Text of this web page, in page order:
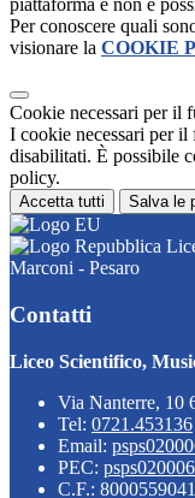
piattaforma e non è
Per conoscere quali
visionare la COOKIE
Cookie necessari per il
I cookie necessari per il
disabilitati. È possibile
policy.
Accetta tutti Salva le
Marconi - Pesaro
Contatti
Liceo Scientifico,
Via Nanterre, 10
Tel: 0721.453136
Email:
PEC:
C.F.: